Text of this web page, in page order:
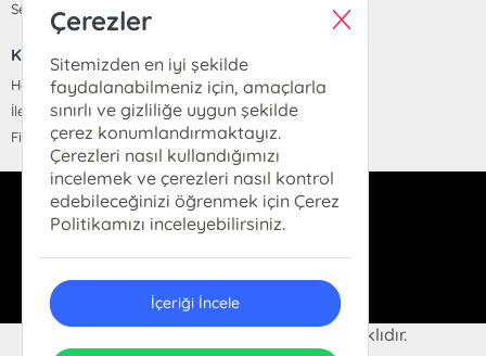
Sepetim
KURUMSAL
Hakkımızda
İletişim
Fiyat Listesi
dukkan@hermeskitap.com
0(212)-519-93-79
© 2025 Hermes Kitap. Her hakkı saklıdır.
Çerezler
Sitemizden en iyi şekilde
faydalanabilmeniz için, amaçlarla
sınırlı ve gizliliğe uygun şekilde
çerez konumlandırmaktayız.
Çerezleri nasıl kullandığımızı
incelemek ve çerezleri nasıl kontrol
edebileceğinizi öğrenmek için Çerez
Politikamızı inceleyebilirsiniz.
İçeriği İncele